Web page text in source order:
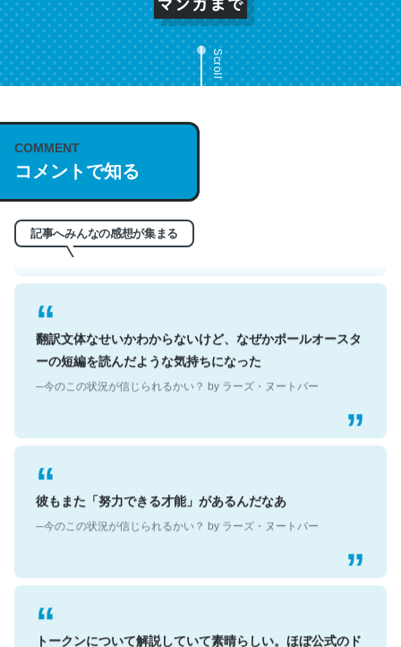
Scroll
COMMENT
コメントで知る
記事へみんなの感想が集まる
これは名文。彼はとてもクレバーなんだろうなと凄く思
う。英語少しでも読める人は原文もお勧め。自分はこの流
れ好き。Let’s Fucking Go. Then Covid hit. Shit.
翻訳文体なせいかわからないけど、なぜかポールオースタ
ーの短編を読んだような気持ちになった
─今のこの状況が信じられるかい？ by ラーズ・ヌートバー
彼もまた「努力できる才能」があるんだなあ
─今のこの状況が信じられるかい？ by ラーズ・ヌートバー
トークンについて解説していて素晴らしい。ほぼ公式のド